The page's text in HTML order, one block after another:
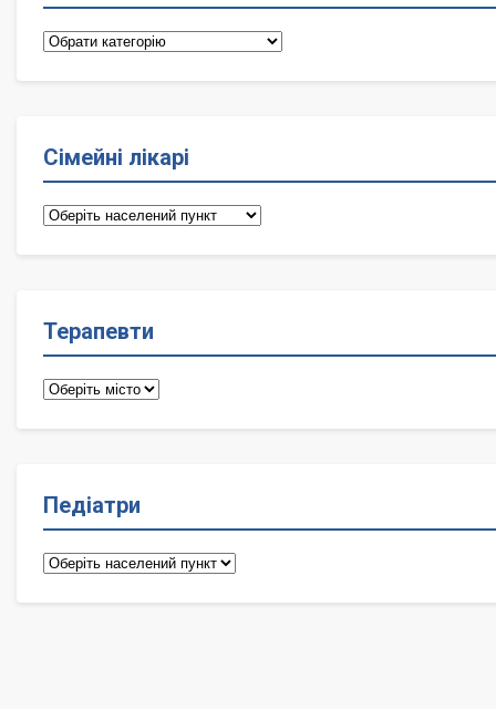
Категорії
Сімейні лікарі
Сімейні
Терапевти
Терапевти
Педіатри
Педіатри